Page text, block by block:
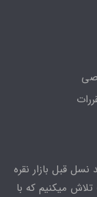
قبل بازار نقره
میکنیم که با